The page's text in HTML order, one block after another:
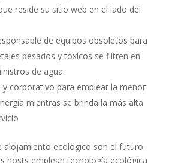
reside su sitio web en el lado del
de equipos obsoletos para
pesados ​​y tóxicos se filtren en
de agua
y corporativo para emplear la menor
mientras se brinda la más alta
alojamiento ecológico son el futuro.
hosts emplean tecnología ecológica